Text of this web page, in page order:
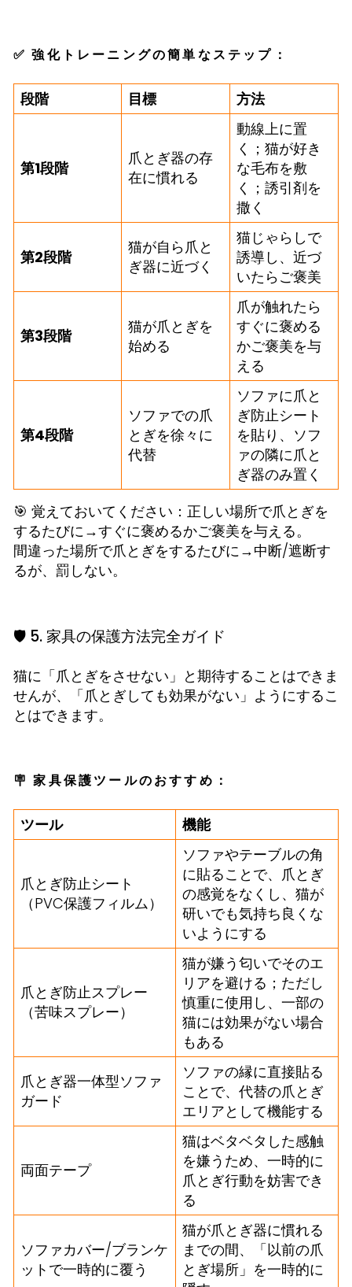
✅ 強化トレーニングの簡単なステップ：
段階 目標 方法
第1段階
爪とぎ器の存
在に慣れる
動線上に置
く；猫が好き
な毛布を敷
く；誘引剤を
撒く
第2段階
猫が自ら爪と
ぎ器に近づく
猫じゃらしで
誘導し、近づ
いたらご褒美
第3段階
猫が爪とぎを
始める
爪が触れたら
すぐに褒める
かご褒美を与
える
第4段階
ソファでの爪
とぎを徐々に
代替
ソファに爪と
ぎ防止シート
を貼り、ソフ
ァの隣に爪と
ぎ器のみ置く
🎯 覚えておいてください：正しい場所で爪とぎを
するたびに→すぐに褒めるかご褒美を与える。
間違った場所で爪とぎをするたびに→中断/遮断す
るが、罰しない。
🛡️ 5. 家具の保護方法完全ガイド
猫に「爪とぎをさせない」と期待することはできま
せんが、「爪とぎしても効果がない」ようにするこ
とはできます。
🪧 家具保護ツールのおすすめ：
ツール 機能
爪とぎ防止シート
（PVC保護フィルム）
ソファやテーブルの角
に貼ることで、爪とぎ
の感覚をなくし、猫が
研いでも気持ち良くな
いようにする
爪とぎ防止スプレー
（苦味スプレー）
猫が嫌う匂いでそのエ
リアを避ける；ただし
慎重に使用し、一部の
猫には効果がない場合
もある
爪とぎ器一体型ソファ
ガード
ソファの縁に直接貼る
ことで、代替の爪とぎ
エリアとして機能する
両面テープ
猫はベタベタした感触
を嫌うため、一時的に
爪とぎ行動を妨害でき
る
ソファカバー/ブランケ
ットで一時的に覆う
猫が爪とぎ器に慣れる
までの間、「以前の爪
とぎ場所」を一時的に